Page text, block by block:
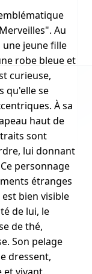
Au
jeune fille
robe bleue et
curieuse,
qu'elle se
À sa
haut de
sont
lui donnant
personnage
étranges
bien visible
de lui, le
de thé,
Son pelage
dressent,